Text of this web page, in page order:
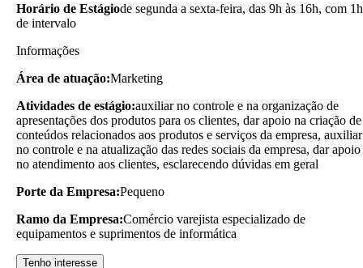
Horário de Estágiode segunda a sexta-feira, das 9h às 16h, com 1h
de intervalo
Informações
Área de atuação:Marketing
Atividades de estágio:auxiliar no controle e na organização de
apresentações dos produtos para os clientes, dar apoio na criação de
conteúdos relacionados aos produtos e serviços da empresa, auxiliar
no controle e na atualização das redes sociais da empresa, dar apoio
no atendimento aos clientes, esclarecendo dúvidas em geral
Porte da Empresa:Pequeno
Ramo da Empresa:Comércio varejista especializado de
equipamentos e suprimentos de informática
Tenho interesse